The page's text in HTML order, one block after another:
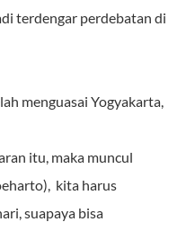
terdengar perdebatan di
menguasai Yogyakarta,
itu, maka muncul
kita harus
suapaya bisa